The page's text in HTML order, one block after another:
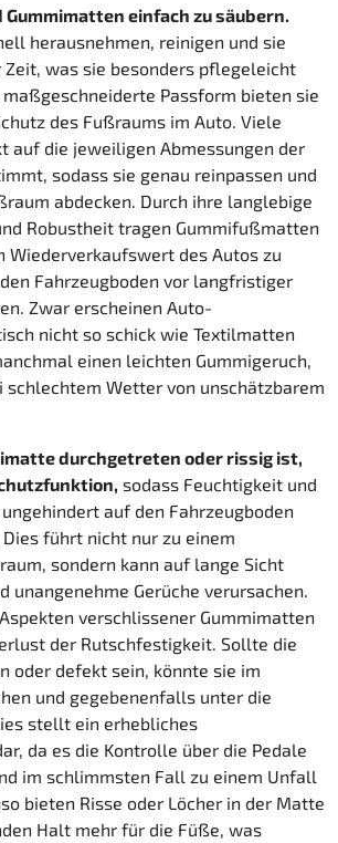
einfach zu säubern.
herausnehmen, reinigen und sie
was sie besonders pflegeleicht
Passform bieten sie
des Fußraums im Auto. Viele
auf die jeweiligen Abmessungen der
sodass sie genau reinpassen und
abdecken. Durch ihre langlebige
Robustheit tragen Gummifußmatten
Wiederverkaufswert des Autos zu
Fahrzeugboden vor langfristiger
Zwar erscheinen Auto-
nicht so schick wie Textilmatten
einen leichten Gummigeruch,
schlechtem Wetter von unschätzbarem
durchgetreten oder rissig ist,
sodass Feuchtigkeit und
auf den Fahrzeugboden
führt nicht nur zu einem
sondern kann auf lange Sicht
unangenehme Gerüche verursachen.
verschlissener Gummimatten
der Rutschfestigkeit. Sollte die
oder defekt sein, könnte sie im
und gegebenenfalls unter die
stellt ein erhebliches
da es die Kontrolle über die Pedale
im schlimmsten Fall zu einem Unfall
bieten Risse oder Löcher in der Matte
Halt mehr für die Füße, was